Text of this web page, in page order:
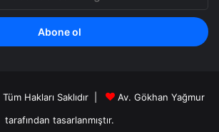
Hakları Saklıdır |
Av. Gökhan Yağmur
tarafından tasarlanmıştır.